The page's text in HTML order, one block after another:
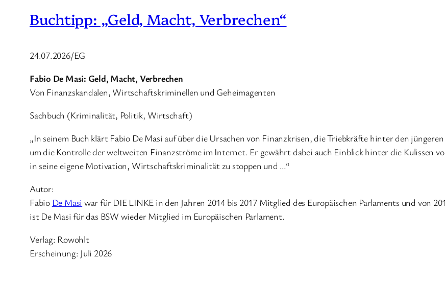
Buchtipp: „Geld, Macht, Verbrechen“
24.07.2026/EG
Fabio De Masi: Geld, Macht, Verbrechen
Von Finanzskandalen, Wirtschaftskriminellen und Geheimagenten
Sachbuch (Kriminalität, Politik, Wirtschaft)
„In seinem Buch klärt Fabio De Masi auf über die Ursachen von Finanzkrisen, die Triebkräfte hinter den
um die Kontrolle der weltweiten Finanzströme im Internet. Er gewährt dabei auch Einblick hinter die Kulissen
in seine eigene Motivation, Wirtschaftskriminalität zu stoppen und …“
Autor:
Fabio De Masi war für DIE LINKE in den Jahren 2014 bis 2017 Mitglied des Europäischen Parlaments und von
ist De Masi für das BSW wieder Mitglied im Europäischen Parlament.
Verlag: Rowohlt
Erscheinung: Juli 2026